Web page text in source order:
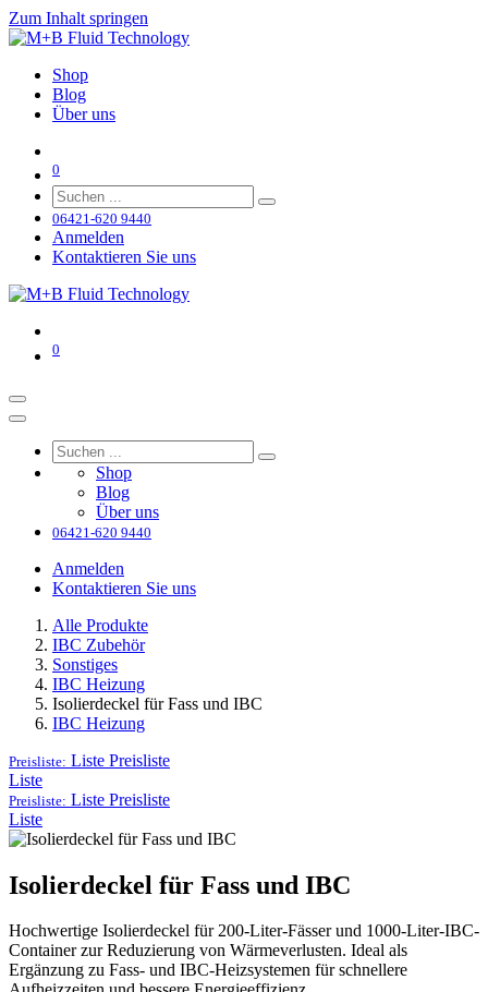
Zum Inhalt springen
Shop
Blog
Über uns
0
06421-620 9440
Anmelden
Kontaktieren Sie uns
0
Shop
Blog
Über uns
06421-620 9440
Anmelden
Kontaktieren Sie uns
Alle Produkte
IBC Zubehör
Sonstiges
IBC Heizung
Isolierdeckel für Fass und IBC
IBC Heizung
Preisliste: Liste Preisliste
Liste
Preisliste: Liste Preisliste
Liste
Isolierdeckel für Fass und IBC
Hochwertige Isolierdeckel für 200-Liter-Fässer und 1000-Liter-IBC-
Container zur Reduzierung von Wärmeverlusten. Ideal als
Ergänzung zu Fass- und IBC-Heizsystemen für schnellere